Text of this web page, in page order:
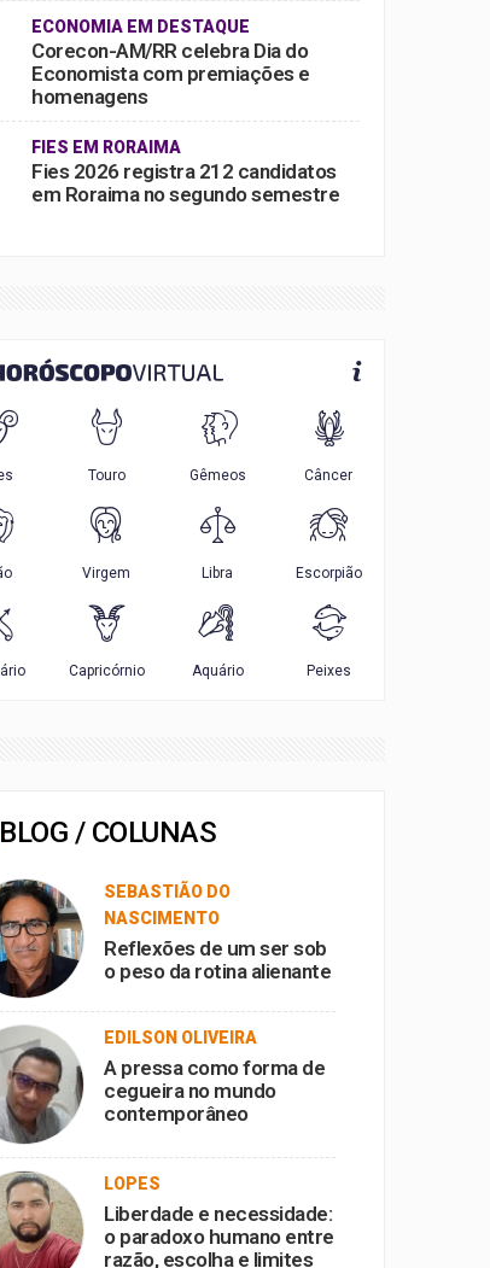
ECONOMIA EM DESTAQUE
Corecon-AM/RR celebra Dia do
Economista com premiações e
homenagens
FIES EM RORAIMA
Fies 2026 registra 212 candidatos
em Roraima no segundo semestre
BLOG / COLUNAS
SEBASTIÃO DO
NASCIMENTO
Reflexões de um ser sob
o peso da rotina alienante
EDILSON OLIVEIRA
A pressa como forma de
cegueira no mundo
contemporâneo
LOPES
Liberdade e necessidade:
o paradoxo humano entre
razão, escolha e limites